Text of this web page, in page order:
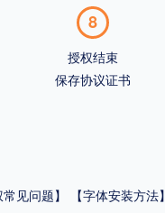
8
授权结束
保存协议证书
见问题】
【字体安装方法】